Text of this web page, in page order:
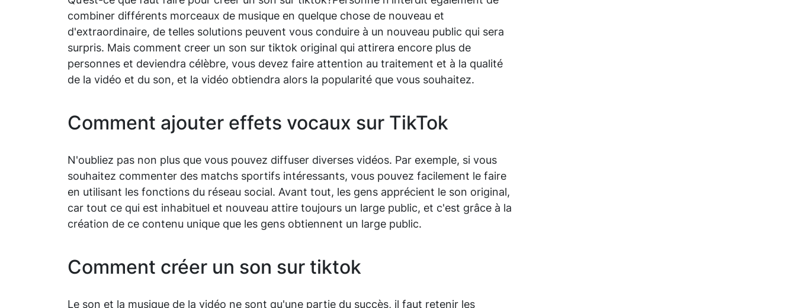
combiner différents morceaux de musique en quelque chose de nouveau et
d'extraordinaire, de telles solutions peuvent vous conduire à un nouveau public qui sera
surpris. Mais comment creer un son sur tiktok original qui attirera encore plus de
personnes et deviendra célèbre, vous devez faire attention au traitement et à la qualité
de la vidéo et du son, et la vidéo obtiendra alors la popularité que vous souhaitez.
Comment ajouter effets vocaux sur TikTok
N'oubliez pas non plus que vous pouvez diffuser diverses vidéos. Par exemple, si vous
souhaitez commenter des matchs sportifs intéressants, vous pouvez facilement le faire
en utilisant les fonctions du réseau social. Avant tout, les gens apprécient le son original,
car tout ce qui est inhabituel et nouveau attire toujours un large public, et c'est grâce à la
création de ce contenu unique que les gens obtiennent un large public.
Comment créer un son sur tiktok
Le son et la musique de la vidéo ne sont qu'une partie du succès, il faut retenir les